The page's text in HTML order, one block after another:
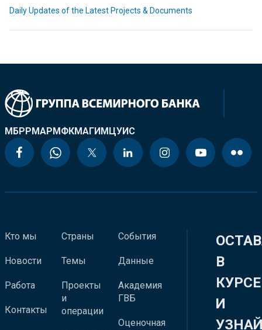
Daily Updates of the Latest Projects & Documents
МБРРМАРМФКМАГИМЦУИС
Кто мы
Новости
Работа
Контакты
Страны
Темы
Проекты
и
операции
События
Данные
Академия
ГВБ
Оценочная
В
КУРСЕ
И